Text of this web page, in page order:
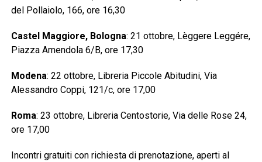
del Pollaiolo, 166, ore 16,30
Castel Maggiore, Bologna: 21 ottobre, Lèggere Leggére,
Piazza Amendola 6/B, ore 17,30
Modena: 22 ottobre, Libreria Piccole Abitudini, Via
Alessandro Coppi, 121/c, ore 17,00
Roma: 23 ottobre, Libreria Centostorie, Via delle Rose 24,
ore 17,00
Incontri gratuiti con richiesta di prenotazione, aperti al